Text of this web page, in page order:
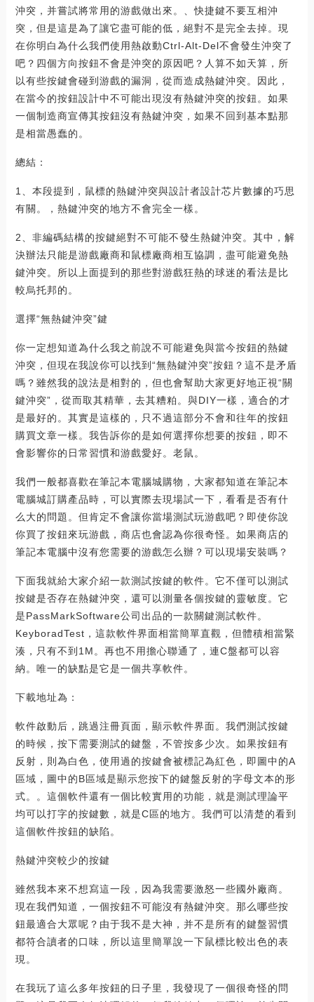
沖突，并嘗試將常用的游戲做出來。、快捷鍵不要互相沖
突，但是這是為了讓它盡可能的低，絕對不是完全去掉。現
在你明白為什么我們使用熱啟動Ctrl-Alt-Del不會發生沖突了
吧？四個方向按鈕不會是沖突的原因吧？人算不如天算，所
以有些按鍵會碰到游戲的漏洞，從而造成熱鍵沖突。因此，
在當今的按鈕設計中不可能出現沒有熱鍵沖突的按鈕。如果
一個制造商宣傳其按鈕沒有熱鍵沖突，如果不回到基本點那
是相當愚蠢的。
總結：
1、本段提到，鼠標的熱鍵沖突與設計者設計芯片數據的巧思
有關。，熱鍵沖突的地方不會完全一樣。
2、非編碼結構的按鍵絕對不可能不發生熱鍵沖突。其中，解
決辦法只能是游戲廠商和鼠標廠商相互協調，盡可能避免熱
鍵沖突。所以上面提到的那些對游戲狂熱的球迷的看法是比
較烏托邦的。
選擇“無熱鍵沖突”鍵
你一定想知道為什么我之前說不可能避免與當今按鈕的熱鍵
沖突，但現在我說你可以找到“無熱鍵沖突”按鈕？這不是矛盾
嗎？雖然我的說法是相對的，但也會幫助大家更好地正視“關
鍵沖突”，從而取其精華，去其糟粕。與DIY一樣，適合的才
是最好的。其實是這樣的，只不過這部分不會和往年的按鈕
購買文章一樣。我告訴你的是如何選擇你想要的按鈕，即不
會影響你的日常習慣和游戲愛好。老鼠。
我們一般都喜歡在筆記本電腦城購物，大家都知道在筆記本
電腦城訂購產品時，可以實際去現場試一下，看看是否有什
么大的問題。但肯定不會讓你當場測試玩游戲吧？即使你說
你買了按鈕來玩游戲，商店也會認為你很奇怪。如果商店的
筆記本電腦中沒有您需要的游戲怎么辦？可以現場安裝嗎？
下面我就給大家介紹一款測試按鍵的軟件。它不僅可以測試
按鍵是否存在熱鍵沖突，還可以測量各個按鍵的靈敏度。它
是PassMarkSoftware公司出品的一款關鍵測試軟件。
KeyboradTest，這款軟件界面相當簡單直觀，但體積相當緊
湊，只有不到1M。再也不用擔心聯通了，連C盤都可以容
納。唯一的缺點是它是一個共享軟件。
下載地址為：
軟件啟動后，跳過注冊頁面，顯示軟件界面。我們測試按鍵
的時候，按下需要測試的鍵盤，不管按多少次。如果按鈕有
反射，則為白色，使用過的按鍵會被標記為紅色，即圖中的A
區域，圖中的B區域是顯示您按下的鍵盤反射的字母文本的形
式。。這個軟件還有一個比較實用的功能，就是測試理論平
均可以打字的按鍵數，就是C區的地方。我們可以清楚的看到
這個軟件按鈕的缺陷。
熱鍵沖突較少的按鍵
雖然我本來不想寫這一段，因為我需要激怒一些國外廠商。
現在我們知道，一個按鈕不可能沒有熱鍵沖突。那么哪些按
鈕最適合大眾呢？由于我不是大神，并不是所有的鍵盤習慣
都符合讀者的口味，所以這里簡單說一下鼠標比較出色的表
現。
在我玩了這么多年按鈕的日子里，我發現了一個很奇怪的問